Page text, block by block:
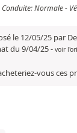
Normale -
le 12/05/25 par
du 9/04/25- voir
vous ces